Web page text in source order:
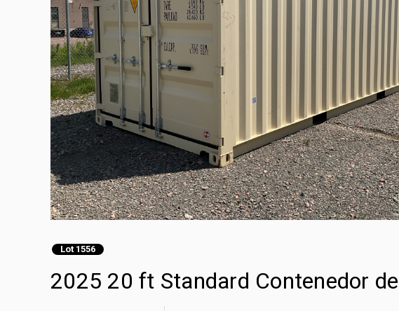
Lot 1556
2025 20 ft Standard Contenedor